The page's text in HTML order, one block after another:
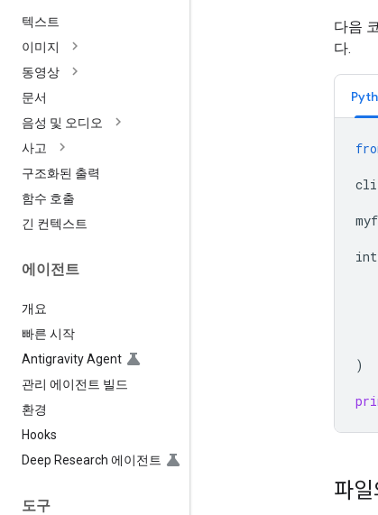
텍스트
이미지
동영상
문서
음성 및 오디오
사고
구조화된 출력
함수 호출
긴 컨텍스트
에이전트
개요
빠른 시작
Antigravity Agent
관리 에이전트 빌드
환경
Hooks
Deep Research 에이전트
도구
다음
다.
)
파